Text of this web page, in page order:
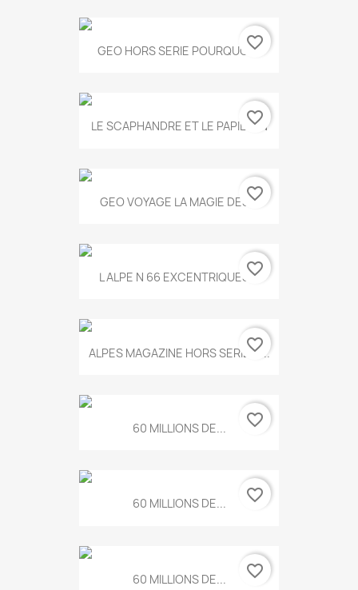
GEO HORS SERIE POURQUOI...
favorite_border
LE SCAPHANDRE ET LE PAPILLON
favorite_border
GEO VOYAGE LA MAGIE DES...
favorite_border
L ALPE N 66 EXCENTRIQUES...
favorite_border
ALPES MAGAZINE HORS SERIE N...
favorite_border
60 MILLIONS DE... favorite_border
60 MILLIONS DE... favorite_border
60 MILLIONS DE... favorite_border